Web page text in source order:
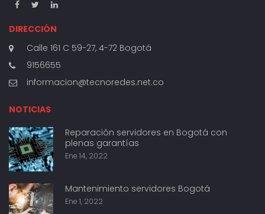
DIRECCIÓN
Calle 161 C 59-27, 4-72 Bogotá
9156655
informacion@tecnoredes.net.co
NOTICIAS
Reparación servidores en Bogotá con
plenas garantías
Ene 14, 2022
Mantenimiento servidores Bogotá
Ene 1, 2022